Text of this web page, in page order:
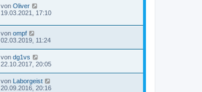
von Oliver
19.03.2021, 17:10
von ompf
02.03.2019, 11:24
von dg1vs
22.10.2017, 20:05
von Laborgeist
20.09.2016, 20:16